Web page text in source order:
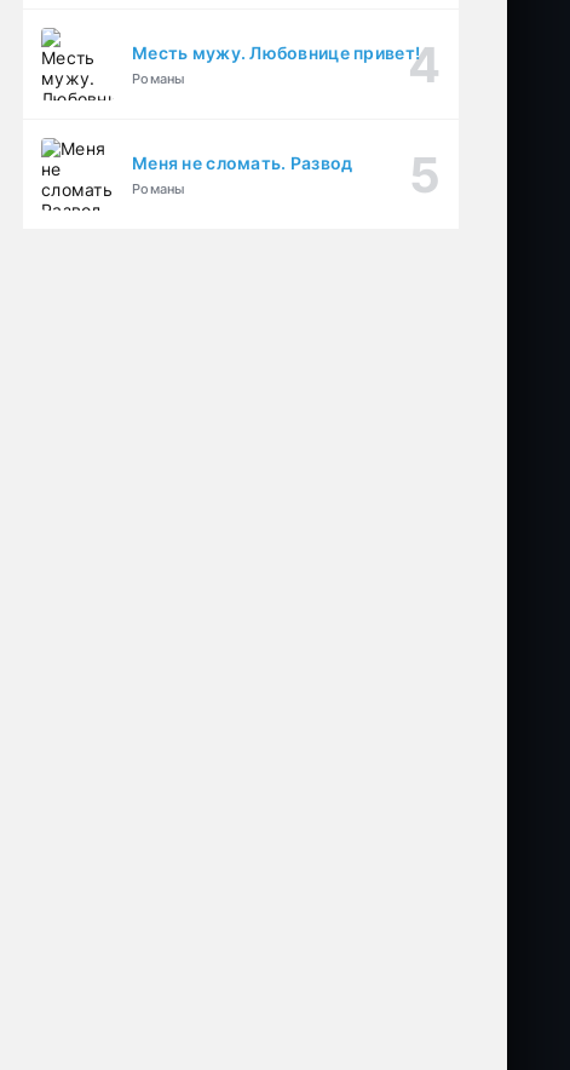
Месть мужу. Любовнице привет!
Романы
Меня не сломать. Развод
Романы